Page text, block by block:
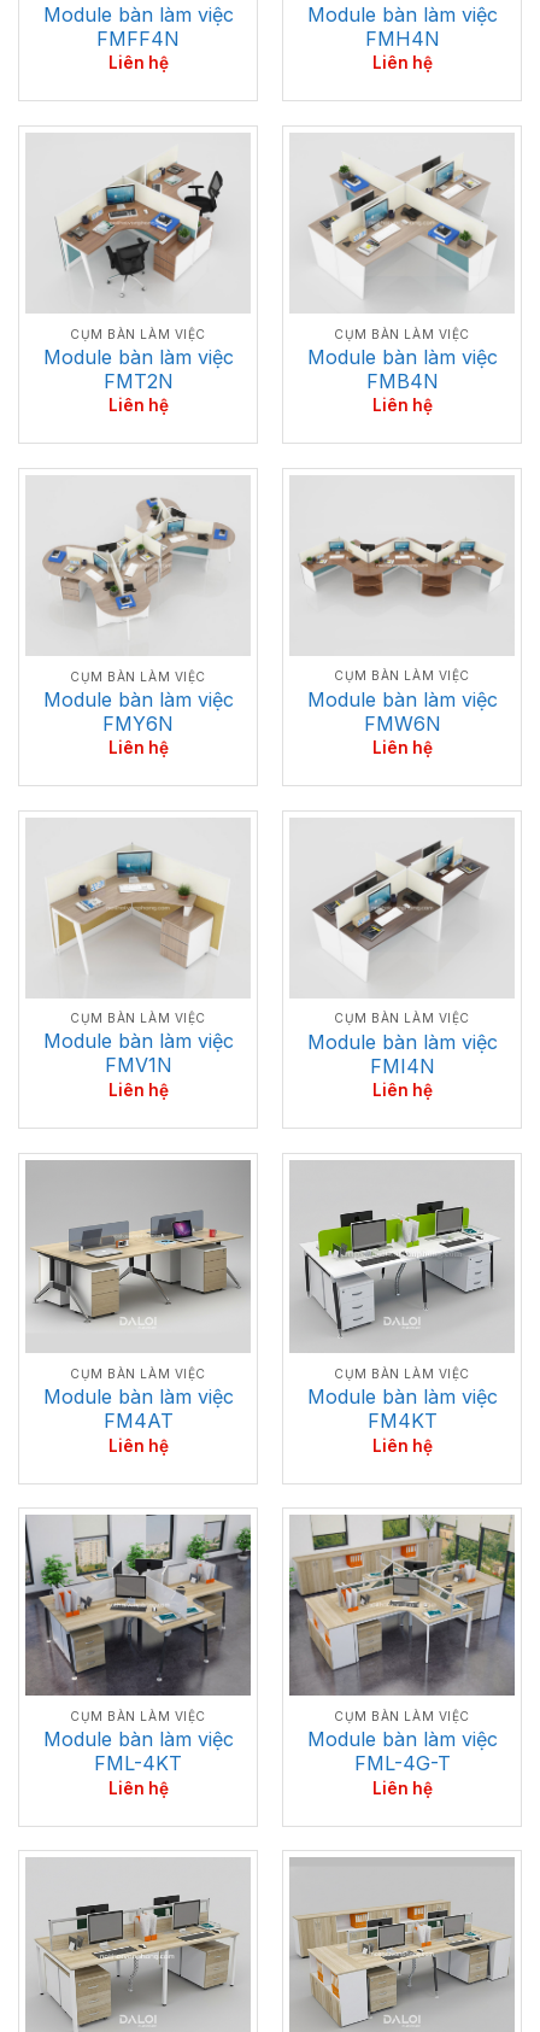
Module bàn làm việc
FMFF4N
Liên hệ
Module bàn làm việc
FMH4N
Liên hệ
CỤM BÀN LÀM VIỆC
Module bàn làm việc
FMT2N
Liên hệ
CỤM BÀN LÀM VIỆC
Module bàn làm việc
FMB4N
Liên hệ
CỤM BÀN LÀM VIỆC
Module bàn làm việc
FMY6N
Liên hệ
CỤM BÀN LÀM VIỆC
Module bàn làm việc
FMW6N
Liên hệ
CỤM BÀN LÀM VIỆC
Module bàn làm việc
FMV1N
Liên hệ
CỤM BÀN LÀM VIỆC
Module bàn làm việc
FMI4N
Liên hệ
CỤM BÀN LÀM VIỆC
Module bàn làm việc
FM4AT
Liên hệ
CỤM BÀN LÀM VIỆC
Module bàn làm việc
FM4KT
Liên hệ
CỤM BÀN LÀM VIỆC
Module bàn làm việc
FML-4KT
Liên hệ
CỤM BÀN LÀM VIỆC
Module bàn làm việc
FML-4G-T
Liên hệ